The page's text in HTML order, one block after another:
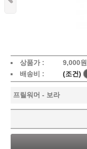
상품가 : 9,000원
배송비 : (조건)
프릴워머 - 보라